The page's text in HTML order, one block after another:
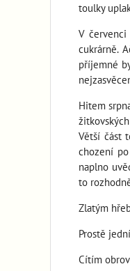
toulky
V
cukrárně.
příjemné
Hitem
Větší část
chození
naplno
to
Zlatým
Prostě
Cítím